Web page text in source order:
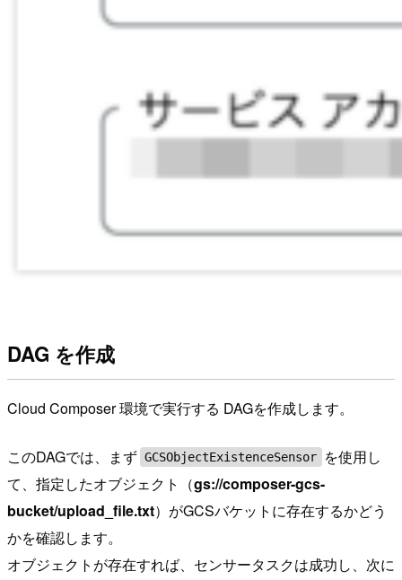
DAG を作成
Cloud Composer 環境で実行する DAGを作成します。
このDAGでは、まず GCSObjectExistenceSensor
を使用し
て、指定したオブジェクト（gs://composer-gcs-
bucket/upload_file.txt）がGCSバケットに存在するかどう
かを確認します。
オブジェクトが存在すれば、センサータスクは成功し、次に